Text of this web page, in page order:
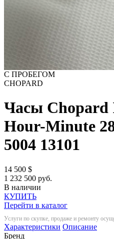
С ПРОБЕГОМ
CHOPARD
Часы Chopard
Hour-Minute
5004 13101
14 500 $
1 232 500 руб.
В наличии
КУПИТЬ
Перейти в каталог
Услуги по скупке, продаже и ремонту
Характеристики Описание
Бренд